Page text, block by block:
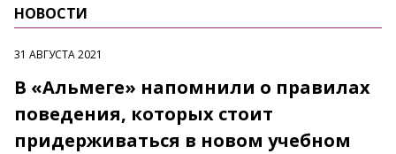
НОВОСТИ
31 АВГУСТА 2021
В «Альмеге» напомнили о правилах
поведения, которых стоит
придерживаться в новом учебном